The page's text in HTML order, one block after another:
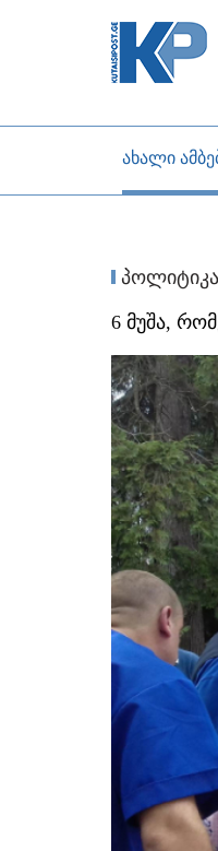
ახალი
პოლიტიკა
6 მუშა,